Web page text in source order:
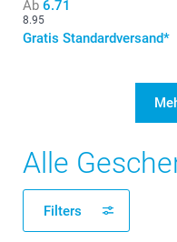
Ab 6.71
8.95
Gratis Standardversand*
Alle
Filters